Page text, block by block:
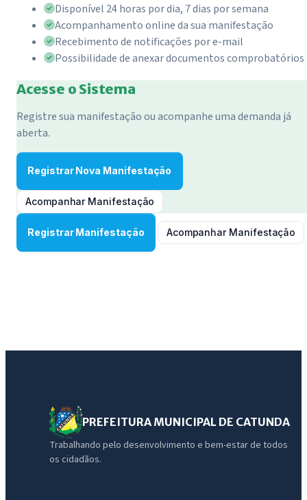
Disponível 24 horas por dia, 7 dias por semana
Acompanhamento online da sua manifestação
Recebimento de notificações por e-mail
Possibilidade de anexar documentos comprobatórios
Acesse o Sistema
Registre sua manifestação ou acompanhe uma demanda já
aberta.
Registrar Nova Manifestação
Acompanhar Manifestação
Registrar Manifestação Acompanhar Manifestação
PREFEITURA MUNICIPAL DE CATUNDA
Trabalhando pelo desenvolvimento e bem-estar de todos
os cidadãos.